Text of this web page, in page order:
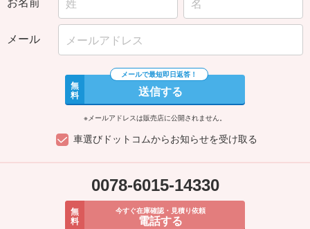
メール
無
料 送信する
※メールアドレスは販売店に公開されません。
車選びドットコムからお知らせを受け取る
0078-6015-14330
無
料
今すぐ在庫確認・見積り依頼
電話する